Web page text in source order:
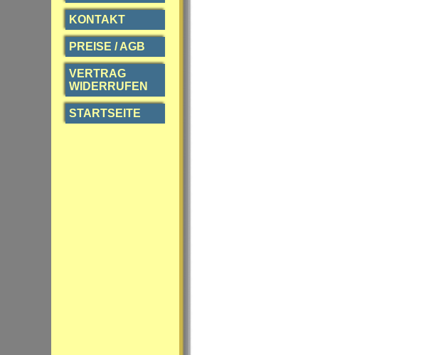
KONTAKT
PREISE / AGB
VERTRAG
WIDERRUFEN
STARTSEITE